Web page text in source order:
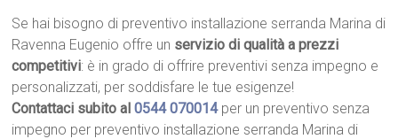
Se hai bisogno di preventivo installazione serranda Marina di
Ravenna Eugenio offre un servizio di qualità a prezzi
competitivi: è in grado di offrire preventivi senza impegno e
personalizzati, per soddisfare le tue esigenze!
Contattaci subito al0544 070014 per un preventivo senza
impegno per preventivo installazione serranda Marina di